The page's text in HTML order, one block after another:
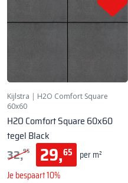
Kijlstra | H2O Comfort Square
60x60
H2O Comfort Square 60x60
tegel Black
32,95 29,65
per m²
Je bespaart 10%